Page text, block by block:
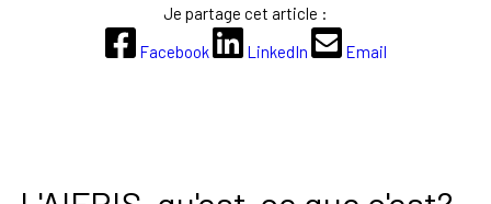
Je partage cet article :
Facebook
LinkedIn Email